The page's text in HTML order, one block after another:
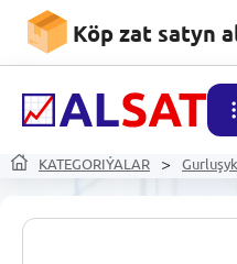
Köp zat satyn
KATEGORIÝALAR